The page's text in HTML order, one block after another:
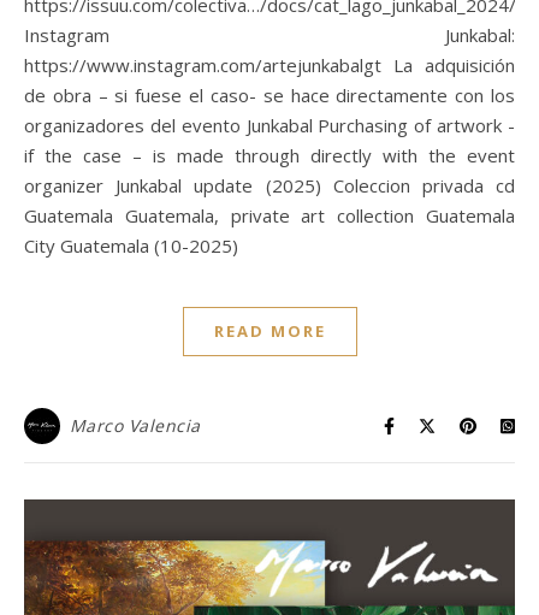
https://issuu.com/colectiva…/docs/cat_lago_junkabal_2024/2
Instagram Junkabal:
https://www.instagram.com/artejunkabalgt La adquisición
de obra – si fuese el caso- se hace directamente con los
organizadores del evento Junkabal Purchasing of artwork -
if the case – is made through directly with the event
organizer Junkabal update (2025) Coleccion privada cd
Guatemala Guatemala, private art collection Guatemala
City Guatemala (10-2025)
READ MORE
Marco Valencia